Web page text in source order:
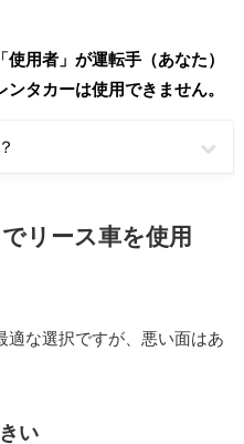
「 使用者」が運転手（あなた）
タカーは使用できません。
リース車を使用
適な選択ですが、悪い面はあ
い